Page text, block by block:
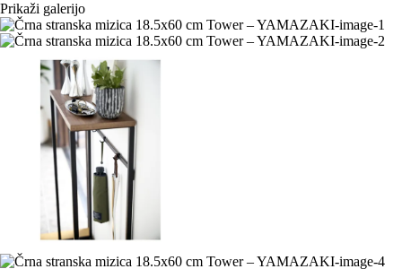
Prikaži galerijo